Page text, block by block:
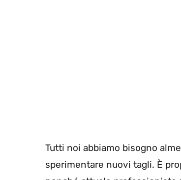
Tutti noi abbiamo bisogno
sperimentare nuovi tagli. È